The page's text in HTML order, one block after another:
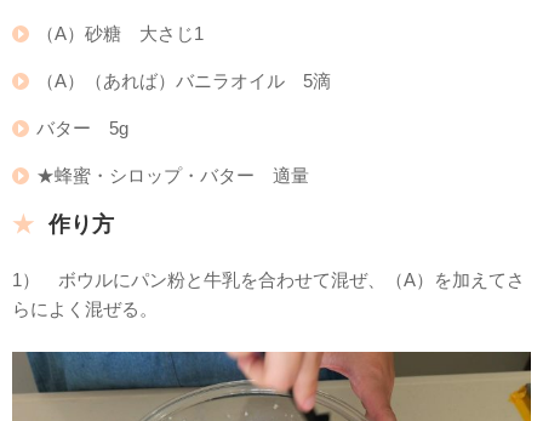
（A）砂糖 大さじ1
（A）（あれば）バニラオイル 5滴
バター 5g
★蜂蜜・シロップ・バター 適量
作り方
1） ボウルにパン粉と牛乳を合わせて混ぜ、（A）を加えてさ
らによく混ぜる。